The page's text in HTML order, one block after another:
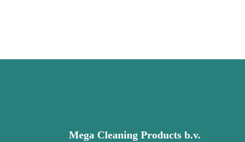
Mega Cleaning Products b.v.